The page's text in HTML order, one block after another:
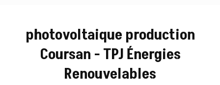
photovoltaique production
Coursan - TPJ Énergies
Renouvelables